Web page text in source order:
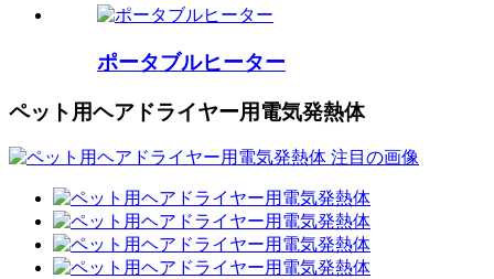
ポータブルヒーター
ペット用ヘアドライヤー用電気発熱体